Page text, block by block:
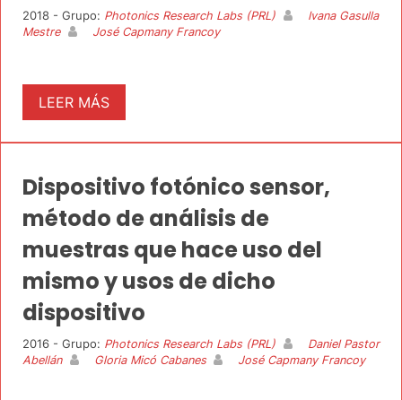
2018 - Grupo: Photonics Research Labs (PRL)
Ivana Gasulla
Mestre
José Capmany Francoy
LEER MÁS
Dispositivo fotónico sensor,
método de análisis de
muestras que hace uso del
mismo y usos de dicho
dispositivo
2016 - Grupo: Photonics Research Labs (PRL)
Daniel Pastor
Abellán
Gloria Micó Cabanes José Capmany Francoy